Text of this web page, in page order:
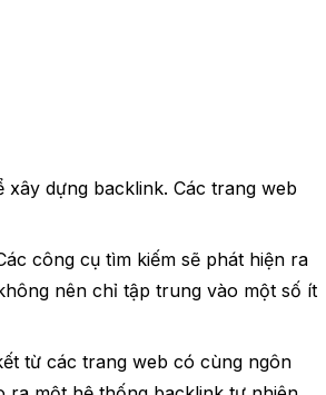
dựng backlink. Các trang web
công cụ tìm kiếm sẽ phát hiện ra
nên chỉ tập trung vào một số ít
từ các trang web có cùng ngôn